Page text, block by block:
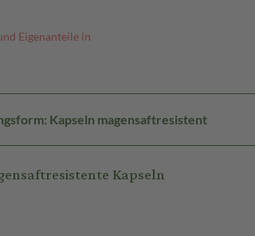
Eigenanteile in
Kapseln magensaftresistent
Kapseln